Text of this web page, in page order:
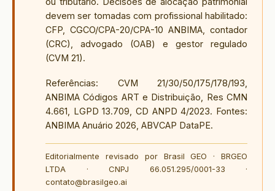
devem ser tomadas com profissional habilitado:
CFP, CGCO/CPA-20/CPA-10 ANBIMA, contador
(CRC), advogado (OAB) e gestor regulado
(CVM 21).
Referências: CVM 21/30/50/175/178/193,
ANBIMA Códigos ART e Distribuição, Res CMN
4.661, LGPD 13.709, CD ANPD 4/2023. Fontes:
ANBIMA Anuário 2026, ABVCAP DataPE.
Editorialmente revisado por Brasil GEO · BRGEO
LTDA · CNPJ 66.051.295/0001-33 ·
contato@brasilgeo.ai